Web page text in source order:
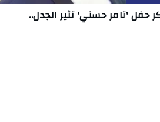
حفل 'تامر حسني' تثير الجدل..